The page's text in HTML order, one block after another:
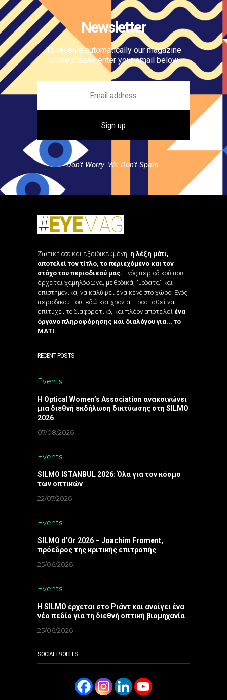
Newsletter
To receive automatically our magazine
online please enter your email below.
Don't Worry. We Don't Spam.
Ζωτική όσο και εξειδικευμένη, η λέξη μάτι,
αποτελεί τον τίτλο, το περιεχόμενο και τον
στόχο του περιοδικού μας. Ενός περιοδικού που
έρχεται χαμηλόφωνα, μεθοδικά, "μοδάτα" και
επιστημονικά, να καλύψει ένα κενό στο χώρο. Ενός
περιοδικού που, εδώ και χρόνια, προσπαθεί να
επιτύχει το διαφορετικό, και πλέον αποτελεί ένα
όργανο πληροφόρησης και διαλόγου για... το
ΜΑΤΙ.
RECENT POSTS
Events
Η Optical Women’s Association ανακοινώνει
μια διεθνή εκδήλωση δικτύωσης στη SILMO
2026
07/08/2026
Events
SILMO ISTANBUL 2026: Όλα για τον κόσμο
των οπτικών
22/07/2026
Events
SILMO d’Or 2026 – Joachim Froment,
πρόεδρος της κριτικής επιτροπής
25/06/2026
Events
Η SILMO έρχεται στο Ριάντ και ανοίγει ένα
νέο πεδίο για τη διεθνή οπτική βιομηχανία
25/06/2026
SOCIAL PROFILES